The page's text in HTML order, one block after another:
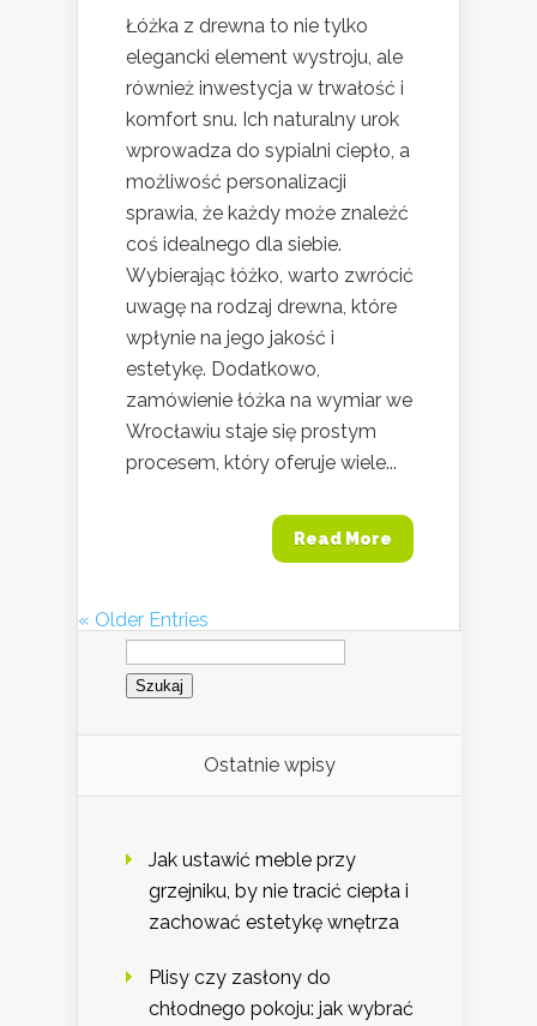
Łóżka z drewna to nie tylko
elegancki element wystroju, ale
również inwestycja w trwałość i
komfort snu. Ich naturalny urok
wprowadza do sypialni ciepło, a
możliwość personalizacji
sprawia, że każdy może znaleźć
coś idealnego dla siebie.
Wybierając łóżko, warto zwrócić
uwagę na rodzaj drewna, które
wpłynie na jego jakość i
estetykę. Dodatkowo,
zamówienie łóżka na wymiar we
Wrocławiu staje się prostym
procesem, który oferuje wiele...
Read More
« Older Entries
Szukaj:
Ostatnie wpisy
Jak ustawić meble przy
grzejniku, by nie tracić ciepła i
zachować estetykę wnętrza
Plisy czy zasłony do
chłodnego pokoju: jak wybrać